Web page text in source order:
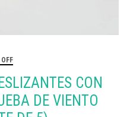
CON
DE VIENTO